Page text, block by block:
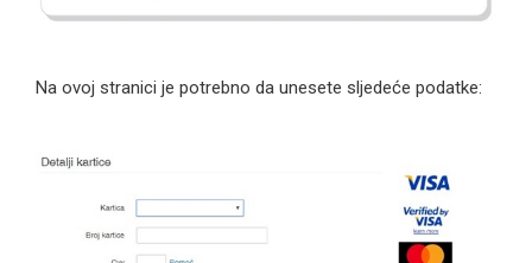
Na ovoj stranici je potrebno da unesete sljedeće podatke: